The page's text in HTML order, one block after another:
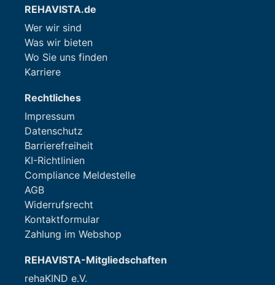
REHAVISTA.de
Wer wir sind
Was wir bieten
Wo Sie uns finden
Karriere
Rechtliches
Impressum
Datenschutz
Barrierefreiheit
KI-Richtlinien
Compliance Meldestelle
AGB
Widerrufsrecht
Kontaktformular
Zahlung im Webshop
REHAVISTA-Mitgliedschaften
rehaKIND e.V.